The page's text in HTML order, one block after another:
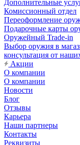
Дополнительные
Комиссионный отдел
Переоформление
Подарочные карты
Оружейный Trade-in
Выбор оружия в
консультация от
Акции
О компании
О компании
Новости
Блог
Отзывы
Карьера
Наши партнеры
Контакты
Реквизиты